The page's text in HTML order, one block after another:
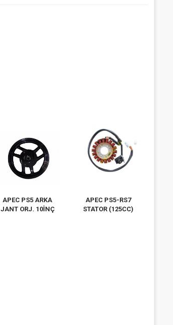
APEC PS5 ARKA
JANT ORJ. 10İNÇ
APEC PS5-RS7
STATOR (125CC)